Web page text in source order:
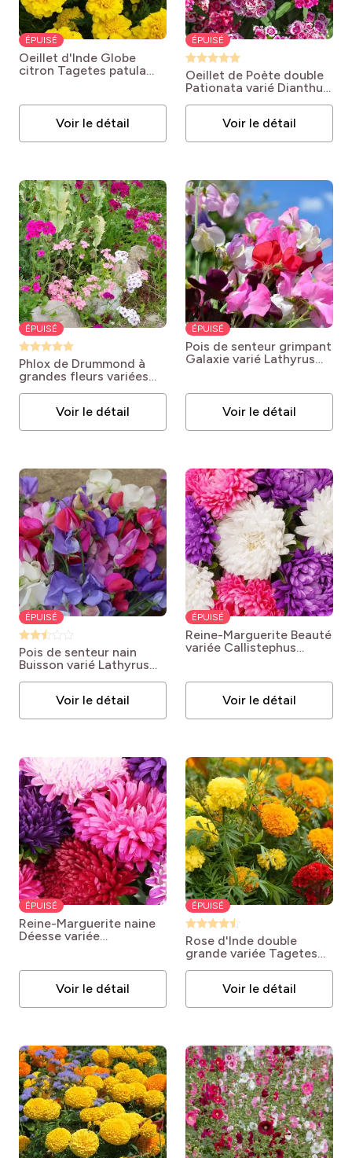
ÉPUISÉ
Oeillet d'Inde Globe
citron Tagetes patula
Voir le détail
ÉPUISÉ
Oeillet de Poète double
Pationata varié Dianthus
Voir le détail
ÉPUISÉ
Phlox de Drummond à
grandes fleurs variées
Voir le détail
ÉPUISÉ
Pois de senteur grimpant
Galaxie varié Lathyrus
Voir le détail
ÉPUISÉ
Pois de senteur nain
Buisson varié Lathyrus
Voir le détail
ÉPUISÉ
Reine-Marguerite Beauté
variée Callistephus
Voir le détail
ÉPUISÉ
Reine-Marguerite naine
Déesse variée
Voir le détail
ÉPUISÉ
Rose d'Inde double
grande variée Tagetes
Voir le détail